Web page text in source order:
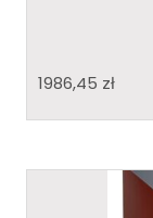
1986,45 zł